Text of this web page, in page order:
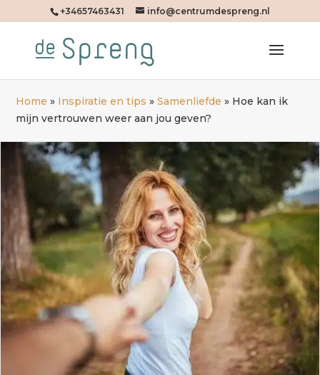
+34657463431 info@centrumdespreng.nl
Home » Inspiratie en tips »Samenliefde » Hoe kan ik
mijn vertrouwen weer aan jou geven?